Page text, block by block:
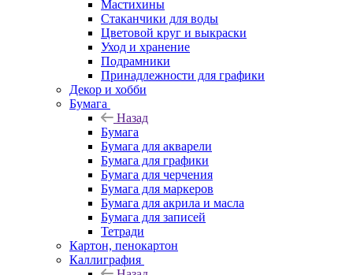
Мастихины
Стаканчики для воды
Цветовой круг и выкраски
Уход и хранение
Подрамники
Принадлежности для графики
Декор и хобби
Бумага
Назад
Бумага
Бумага для акварели
Бумага для графики
Бумага для черчения
Бумага для маркеров
Бумага для акрила и масла
Бумага для записей
Тетради
Картон, пенокартон
Каллиграфия